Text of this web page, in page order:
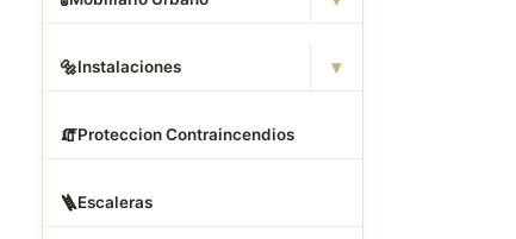
🔩Instalaciones ▾
🧯Proteccion Contraincendios
🪜Escaleras